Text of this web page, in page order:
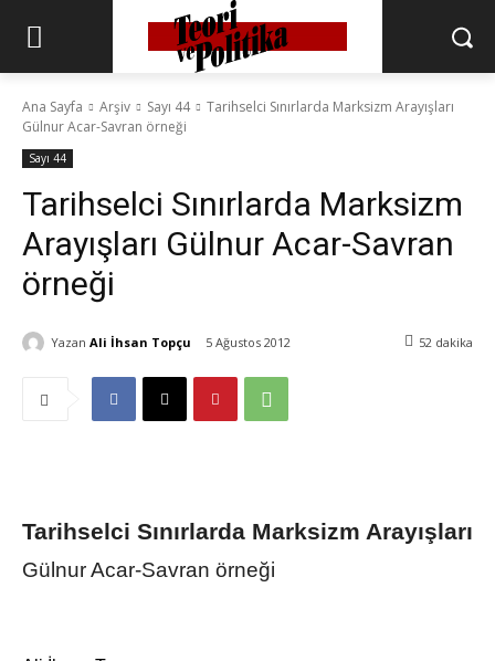
Ana Sayfa Arşiv Sayı 44
Tarihselci Sınırlarda Marksizm Arayışları
Gülnur Acar-Savran örneği
Sayı 44
Tarihselci Sınırlarda Marksizm
Arayışları Gülnur Acar-Savran
örneği
Yazan Ali İhsan Topçu 5 Ağustos 2012 52 dakika
Tarihselci Sınırlarda Marksizm Arayışları
Gülnur Acar-Savran örneği